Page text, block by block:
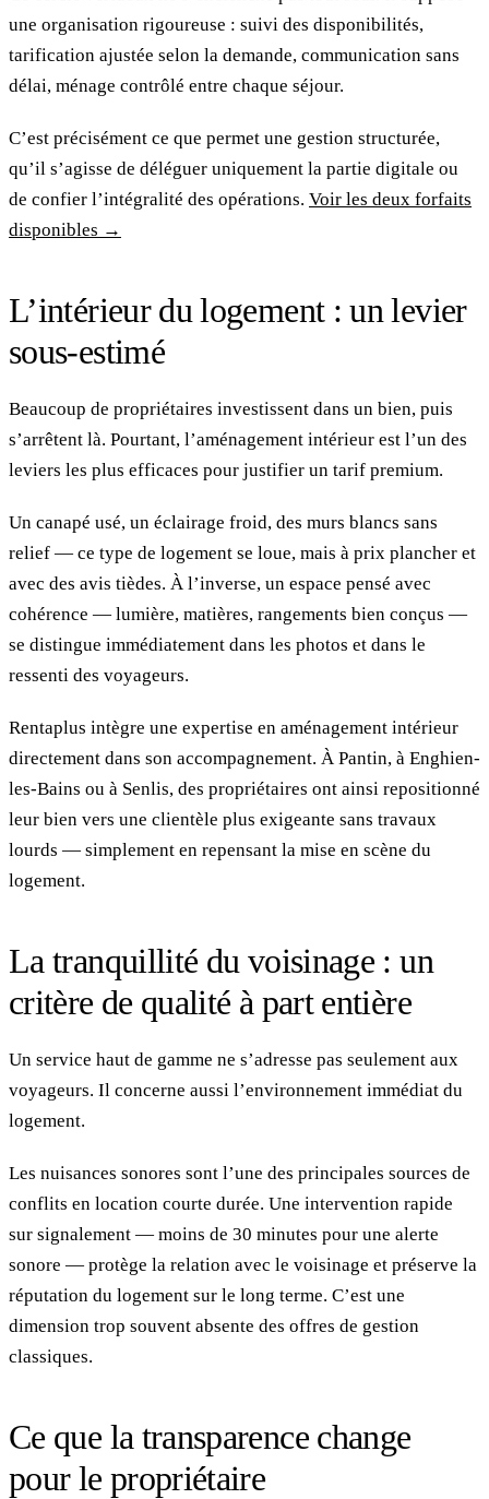
une organisation rigoureuse : suivi des disponibilités,
tarification ajustée selon la demande, communication sans
délai, ménage contrôlé entre chaque séjour.
C’est précisément ce que permet une gestion structurée,
qu’il s’agisse de déléguer uniquement la partie digitale ou
de confier l’intégralité des opérations. Voir les deux forfaits
disponibles →
L’intérieur du logement : un levier
sous-estimé
Beaucoup de propriétaires investissent dans un bien, puis
s’arrêtent là. Pourtant, l’aménagement intérieur est l’un des
leviers les plus efficaces pour justifier un tarif premium.
Un canapé usé, un éclairage froid, des murs blancs sans
relief — ce type de logement se loue, mais à prix plancher et
avec des avis tièdes. À l’inverse, un espace pensé avec
cohérence — lumière, matières, rangements bien conçus —
se distingue immédiatement dans les photos et dans le
ressenti des voyageurs.
Rentaplus intègre une expertise en aménagement intérieur
directement dans son accompagnement. À Pantin, à Enghien-
les-Bains ou à Senlis, des propriétaires ont ainsi repositionné
leur bien vers une clientèle plus exigeante sans travaux
lourds — simplement en repensant la mise en scène du
logement.
La tranquillité du voisinage : un
critère de qualité à part entière
Un service haut de gamme ne s’adresse pas seulement aux
voyageurs. Il concerne aussi l’environnement immédiat du
logement.
Les nuisances sonores sont l’une des principales sources de
conflits en location courte durée. Une intervention rapide
sur signalement — moins de 30 minutes pour une alerte
sonore — protège la relation avec le voisinage et préserve la
réputation du logement sur le long terme. C’est une
dimension trop souvent absente des offres de gestion
classiques.
Ce que la transparence change
pour le propriétaire